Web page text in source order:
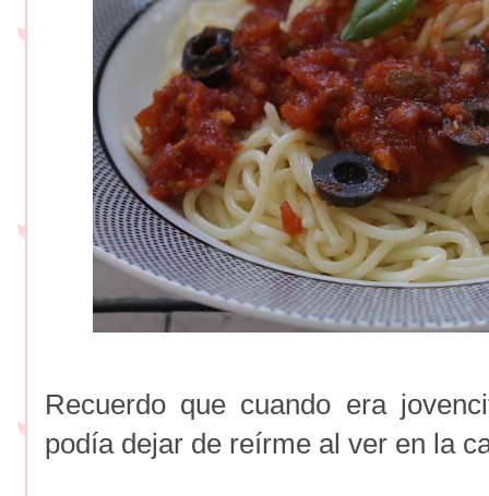
Recuerdo que cuando era
podía dejar de reírme al ver en la